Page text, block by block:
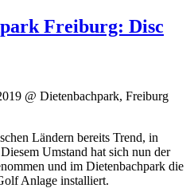
Freiburg: Disc
@ Dietenbachpark, Freiburg
Ländern bereits Trend, in
Umstand hat sich nun der
und im Dietenbachpark die
Anlage installiert.